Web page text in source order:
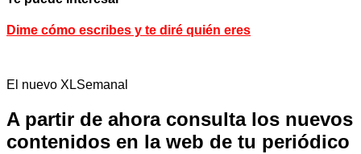
Dime cómo escribes y te diré quién eres
El nuevo XLSemanal
A partir de ahora consulta los nuevos
contenidos en la web de tu periódico